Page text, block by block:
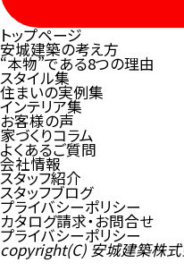
トップページ
安城建築の考え方
“本物”である8つの理由
スタイル集
住まいの実例集
インテリア集
お客様の声
家づくりコラム
よくあるご質問
会社情報
スタッフ紹介
スタッフブログ
プライバシーポリシー
カタログ請求・お問合せ
プライバシーポリシー
copyright(C) 安城建築株式